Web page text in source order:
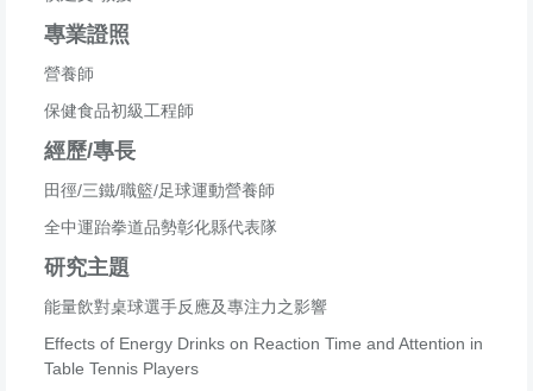
專業證照
營養師
保健食品初級工程師
經歷/專長
田徑/三鐵/職籃/足球運動營養師
全中運跆拳道品勢彰化縣代表隊
研究主題
能量飲對桌球選手反應及專注力之影響
Effects of Energy Drinks on Reaction Time and Attention in
Table Tennis Players